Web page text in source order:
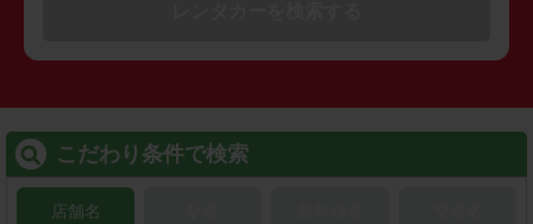
こだわり条件で検索
店舗名